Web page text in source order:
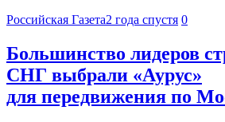
Российская Газета2 года спустя 0
Большинство лидеров
СНГ выбрали «Аурус»
для передвижения по